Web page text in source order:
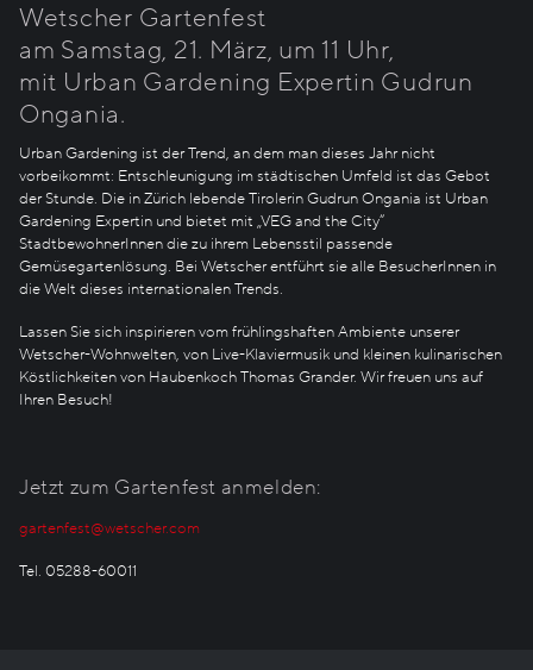
Wetscher Gartenfest
am Samstag, 21. März, um 11 Uhr,
mit Urban Gardening Expertin Gudrun
Ongania.
Urban Gardening ist der Trend, an dem man dieses Jahr nicht
vorbeikommt: Entschleunigung im städtischen Umfeld ist das Gebot
der Stunde. Die in Zürich lebende Tirolerin Gudrun Ongania ist Urban
Gardening Expertin und bietet mit „VEG and the City“
StadtbewohnerInnen die zu ihrem Lebensstil passende
Gemüsegartenlösung. Bei Wetscher entführt sie alle BesucherInnen in
die Welt dieses internationalen Trends.
Lassen Sie sich inspirieren vom frühlingshaften Ambiente unserer
Wetscher-Wohnwelten, von Live-Klaviermusik und kleinen kulinarischen
Köstlichkeiten von Haubenkoch Thomas Grander. Wir freuen uns auf
Ihren Besuch!
Jetzt zum Gartenfest anmelden:
gartenfest@wetscher.com
Tel. 05288-60011